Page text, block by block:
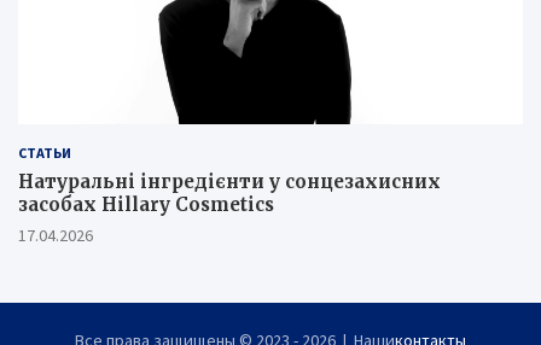
СТАТЬИ
Натуральні інгредієнти у сонцезахисних
засобах Hillary Cosmetics
17.04.2026
Все права защищены © 2023 - 2026 | Нашиконтакты